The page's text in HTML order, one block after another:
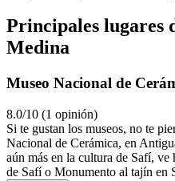
Principales lugares
Medina
Museo Nacional de
8.0/10 (1 opinión)
Si te gustan los museos, no te
Nacional de Cerámica, en
aún más en la cultura de Safí,
de Safí o Monumento al tajín en